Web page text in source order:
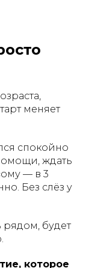
меняет
спокойно
ждать
— в 3
Без слёз у
рядом, будет
которое